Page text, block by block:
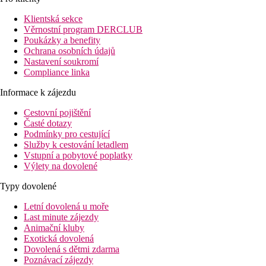
postaven v arabsko-andaluském stylu. Komplex je situován v
těsné blízkosti nádherné pláže s jemným zlatavým pískem, na
kterou se dostanete přes promenádu nebo kolem sesterského
hotelu Hacienda. Hotel s kvalitními službami a vlastním
wellness centrem je ideálním místem pro strávení
nezapomenutelné dovolené. Díky bohatému sportovnímu vyžití
hotel doporučujeme milovníkům aktivní dovolené, ale také
rodinám s dětmi. Pro nadšence golfu je nedaleko hotelu k
dispozici 27-ti jamkové golfové hřiště.
Vzdálenosti
pláže: u pláže
letiště: 25 km
centra: 4 km
nákupní možnosti: 100 m
Vybavení pokoje
Standardní pokoj
individuálně ovladatelná klimatizace (hlavní sezóna)
telefon
minibar (za poplatek)
TV se satelitním příjmem
Klientská sekce
Věrnostní program DERCLUB
Poukázky a benefity
Ochrana osobních údajů
Nastavení soukromí
Compliance linka
Informace k zájezdu
Cestovní pojištění
Časté dotazy
Podmínky pro cestující
Služby k cestování letadlem
Vstupní a pobytové poplatky
Výlety na dovolené
Typy dovolené
Letní dovolená u moře
Last minute zájezdy
Animační kluby
Exotická dovolená
Dovolená s dětmi zdarma
Poznávací zájezdy